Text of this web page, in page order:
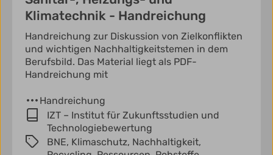
Klimatechnik - Handreichung
Handreichung zur Diskussion von Zielkonflikten
und wichtigen Nachhaltigkeitstemen in dem
Berufsbild. Das Material liegt als PDF-
Handreichung mit
Handreichung
IZT – Institut für Zukunftsstudien und
Technologiebewertung
BNE, Klimaschutz, Nachhaltigkeit,